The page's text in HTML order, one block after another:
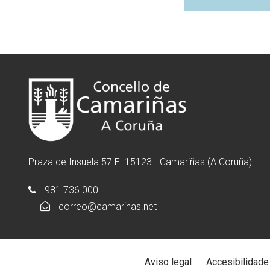
Praza de Insuela 57 E. 15123 - Camariñas (A Coruña)
981 736 000
correo@camarinas.net
Aviso legal Accesibilidade